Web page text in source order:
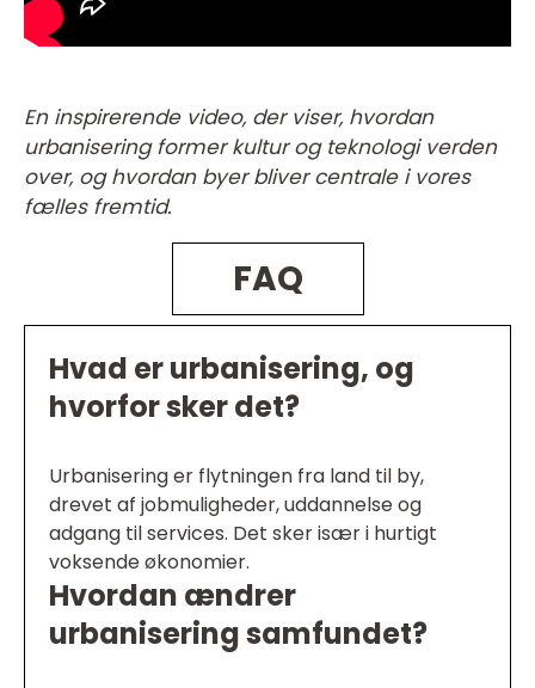
En inspirerende video, der viser, hvordan
urbanisering former kultur og teknologi verden
over, og hvordan byer bliver centrale i vores
fælles fremtid.
FAQ
Hvad er urbanisering, og
hvorfor sker det?
Urbanisering er flytningen fra land til by,
drevet af jobmuligheder, uddannelse og
adgang til services. Det sker især i hurtigt
voksende økonomier.
Hvordan ændrer
urbanisering samfundet?